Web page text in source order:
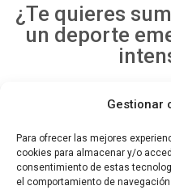
Gestionar
Para ofrecer las mejores
cookies para almacenar y/o
consentimiento de estas
el comportamiento de
¿Te quieres
un deporte
DESCÁRGATE